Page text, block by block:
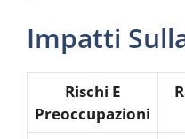
Impatti
Rischi E
Preoccupazioni